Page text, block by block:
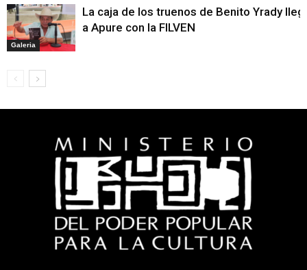
Galeria
La caja de los truenos de Benito Yrady
a Apure con la FILVEN